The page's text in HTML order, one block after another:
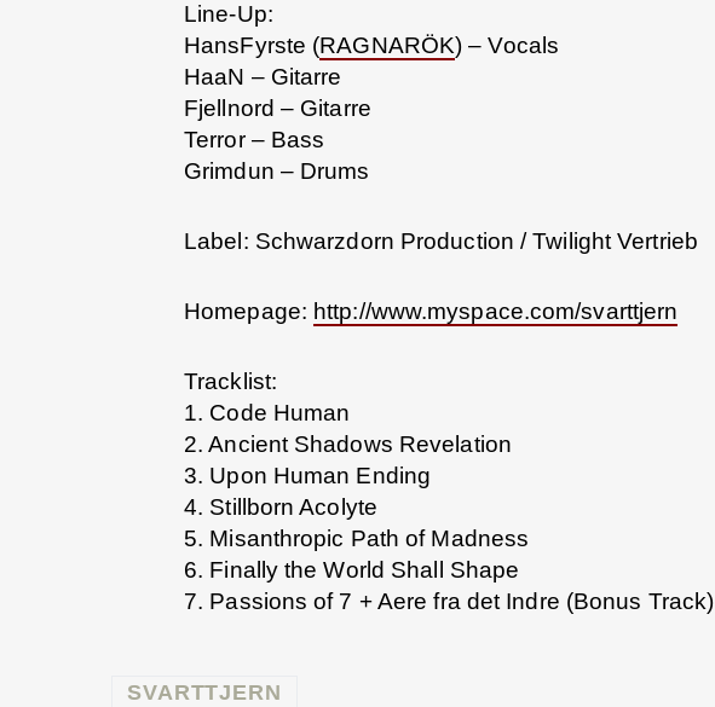
Line-Up:
HansFyrste (RAGNARÖK) – Vocals
HaaN – Gitarre
Fjellnord – Gitarre
Terror – Bass
Grimdun – Drums
Label: Schwarzdorn Production / Twilight Vertrieb
Homepage: http://www.myspace.com/svarttjern
Tracklist:
1. Code Human
2. Ancient Shadows Revelation
3. Upon Human Ending
4. Stillborn Acolyte
5. Misanthropic Path of Madness
6. Finally the World Shall Shape
7. Passions of 7 + Aere fra det Indre (Bonus Track)
SVARTTJERN